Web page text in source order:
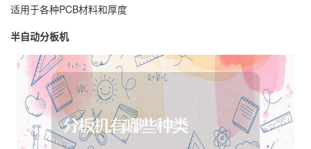
适用于各种PCB材料和厚度
半自动分板机